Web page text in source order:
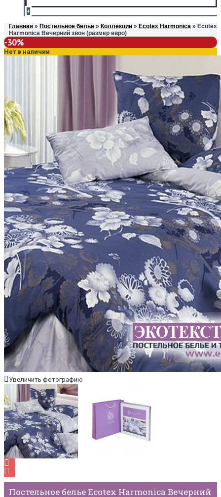
+
Главная » Постельное белье » Коллекции » Ecotex Harmonica » Ecotex
Harmonica Вечерний звон (размер евро)
-30%
Нет в наличии
Увеличить фотографию
Постельное белье Ecotex Harmonica Вечерний